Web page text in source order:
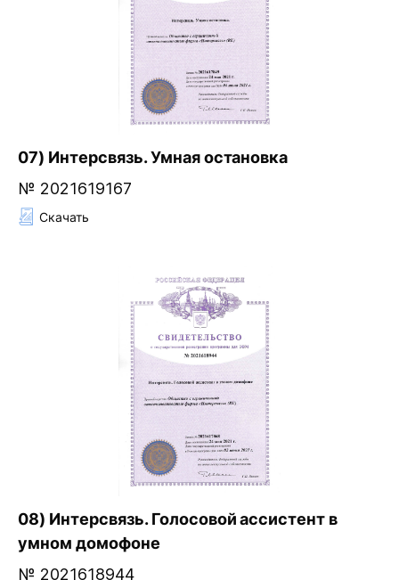
07) Интерсвязь. Умная остановка
№ 2021619167
Скачать
08) Интерсвязь. Голосовой ассистент в
умном домофоне
№ 2021618944